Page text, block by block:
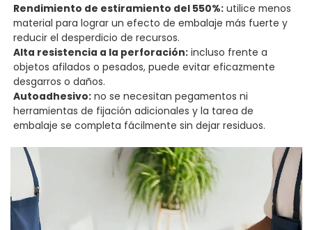
Rendimiento de estiramiento del 550%: utilice menos
material para lograr un efecto de embalaje más fuerte y
reducir el desperdicio de recursos.
Alta resistencia a la perforación: incluso frente a
objetos afilados o pesados, puede evitar eficazmente
desgarros o daños.
Autoadhesivo: no se necesitan pegamentos ni
herramientas de fijación adicionales y la tarea de
embalaje se completa fácilmente sin dejar residuos.